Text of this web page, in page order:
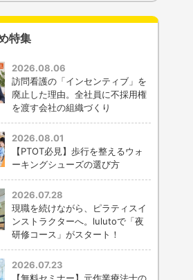
特集
2026.08.06
訪問看護の「インセンティブ」を
廃止した理由。全社員に不採用権
を渡す会社の組織づくり
2026.08.01
【PTOT必見】歩行を整えるウォ
ーキングシューズの選び方
2026.07.28
現職を続けながら、ピラティスイ
ンストラクターへ。lulutoで「夜
研修コース」がスタート！
2026.07.23